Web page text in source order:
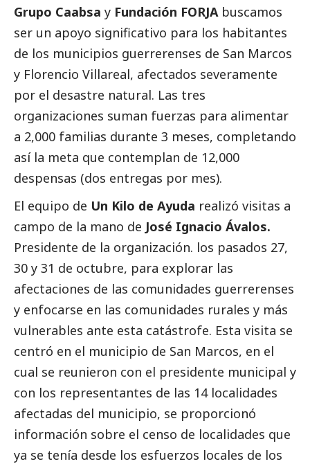
Grupo Caabsa y Fundación FORJAbuscamos
ser un apoyo significativo para los habitantes
de los municipios guerrerenses de San Marcos
y Florencio Villareal, afectados severamente
por el desastre natural. Las tres
organizaciones suman fuerzas para alimentar
a 2,000 familias durante 3 meses, completando
así la meta que contemplan de 12,000
despensas (dos entregas por mes).
El equipo de Un Kilo de Ayuda realizó visitas a
campo de la mano de José Ignacio Ávalos.
Presidente de la organización. los pasados 27,
30 y 31 de octubre, para explorar las
afectaciones de las comunidades guerrerenses
y enfocarse en las comunidades rurales y más
vulnerables ante esta catástrofe. Esta visita se
centró en el municipio de San Marcos, en el
cual se reunieron con el presidente municipal y
con los representantes de las 14 localidades
afectadas del municipio, se proporcionó
información sobre el censo de localidades que
ya se tenía desde los esfuerzos locales de los